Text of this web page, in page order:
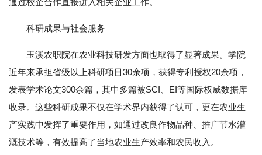
通过校企合作直接进入相关企业工作。
科研成果与社会服务
玉溪农职院在农业科技研发方面也取得了显著成果。学院
近年来承担省级以上科研项目30余项，获得专利授权20余项，
发表学术论文300余篇，其中多篇被SCI、EI等国际权威数据库
收录。这些科研成果不仅在学术界内获得了认可，更在农业生
产实践中发挥了重要作用，如通过改良作物品种、推广节水灌
溉技术等，有效提高了当地农业生产效率和农民收入。